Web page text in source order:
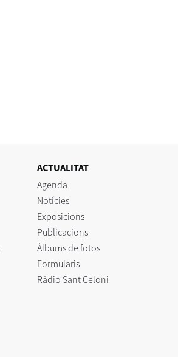
ACTUALITAT
Agenda
Notícies
Exposicions
Publicacions
Àlbums de fotos
Formularis
Ràdio Sant Celoni